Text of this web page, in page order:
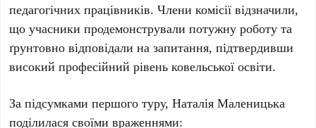
педагогічних працівників. Члени комісії відзначили,
що учасники продемонстрували потужну роботу та
ґрунтовно відповідали на запитання, підтвердивши
високий професійний рівень ковельської освіти.
За підсумками першого туру, Наталія Маленицька
поділилася своїми враженнями: